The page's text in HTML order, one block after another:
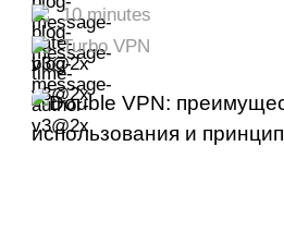
10 minutes
Turbo VPN